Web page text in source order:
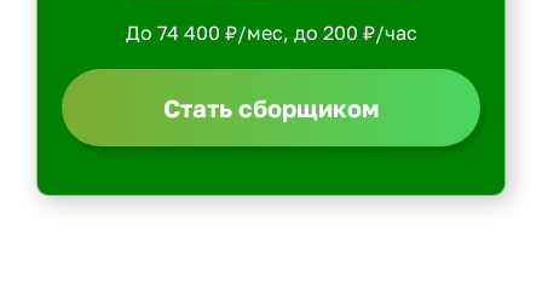
До 74 400 ₽/мес, до 200 ₽/час
Стать сборщиком